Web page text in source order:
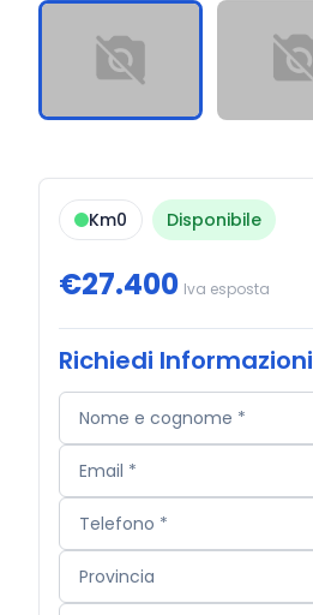
Km0 Disponibile
€27.400 Iva esposta
Richiedi Informazioni